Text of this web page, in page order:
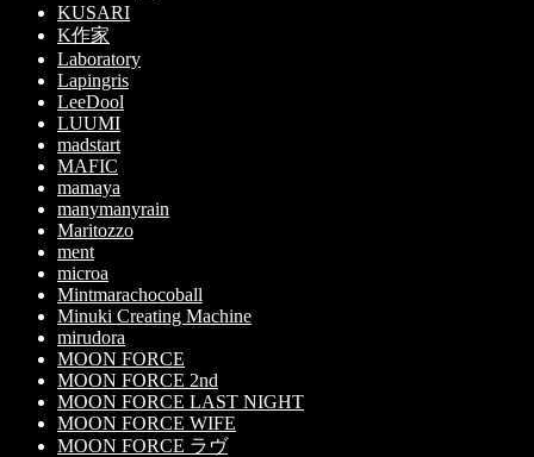
KUSARI
K作家
Laboratory
Lapingris
LeeDool
LUUMI
madstart
MAFIC
mamaya
manymanyrain
Maritozzo
ment
microa
Mintmarachocoball
Minuki Creating Machine
mirudora
MOON FORCE
MOON FORCE 2nd
MOON FORCE LAST NIGHT
MOON FORCE WIFE
MOON FORCE ラヴ